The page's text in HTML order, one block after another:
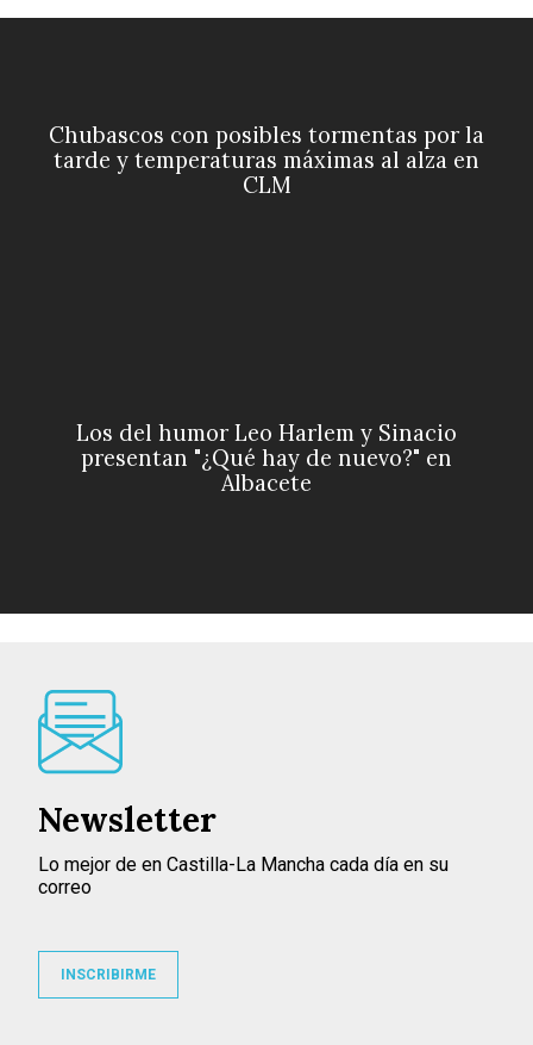
Chubascos con posibles tormentas por la
tarde y temperaturas máximas al alza en
CLM
Los del humor Leo Harlem y Sinacio
presentan "¿Qué hay de nuevo?" en
Albacete
Newsletter
Lo mejor de en Castilla-La Mancha cada día en su
correo
INSCRIBIRME